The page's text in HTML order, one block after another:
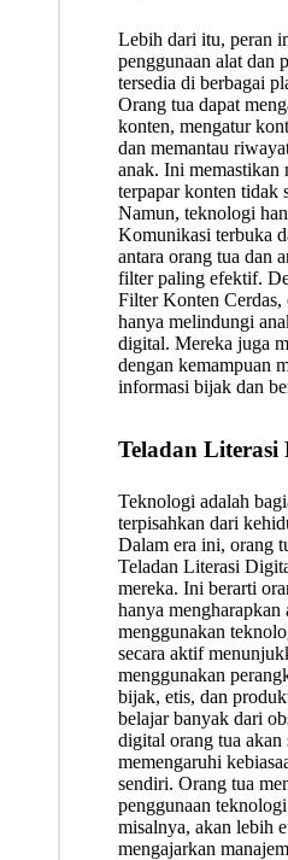
Lebih dari itu, peran
penggunaan alat dan
tersedia di berbagai
Orang tua dapat
konten, mengatur
dan memantau
anak. Ini memastikan
terpapar konten tidak
Namun, teknologi
Komunikasi terbuka
antara orang tua dan
filter paling efektif.
Filter Konten Cerdas,
hanya melindungi
digital. Mereka juga
dengan kemampuan
informasi bijak dan
Teladan Literasi
Teknologi adalah
terpisahkan dari
Dalam era ini, orang
Teladan Literasi
mereka. Ini berarti
hanya mengharapkan
menggunakan
secara aktif
menggunakan
bijak, etis, dan
belajar banyak dari
digital orang tua akan
memengaruhi
sendiri. Orang tua
penggunaan
misalnya, akan lebih
mengajarkan